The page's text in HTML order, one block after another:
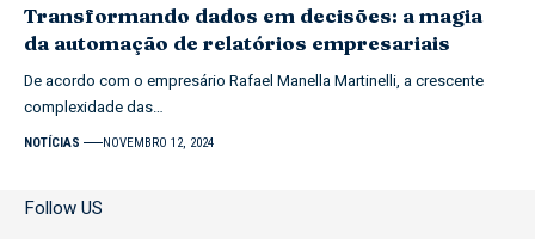
Transformando dados em decisões: a magia
da automação de relatórios empresariais
De acordo com o empresário Rafael Manella Martinelli, a crescente
complexidade das…
NOTÍCIAS NOVEMBRO 12, 2024
Follow US